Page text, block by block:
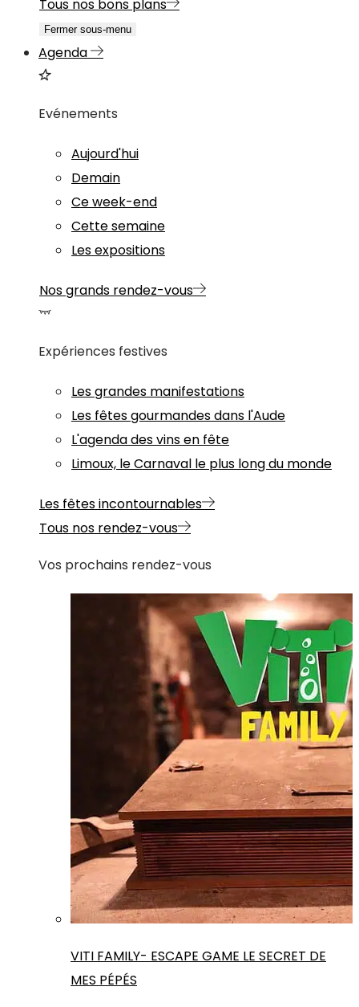
Tous nos bons plans
Fermer sous-menu
Agenda
Evénements
Aujourd'hui
Demain
Ce week-end
Cette semaine
Les expositions
Nos grands rendez-vous
Expériences festives
Les grandes manifestations
Les fêtes gourmandes dans l'Aude
L'agenda des vins en fête
Limoux, le Carnaval le plus long du monde
Les fêtes incontournables
Tous nos rendez-vous
Vos prochains rendez-vous
VITI FAMILY- ESCAPE GAME LE SECRET DE
MES PÉPÉS